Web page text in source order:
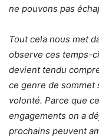
ne pouvons pas
Tout cela nous met
observe ces temps-
devient tendu
ce genre de sommet
volonté. Parce que
engagements on a
prochains peuvent